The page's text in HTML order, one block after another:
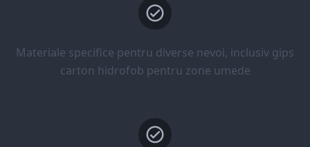
Materiale specifice pentru diverse nevoi, inclusiv gips
carton hidrofob pentru zone umede